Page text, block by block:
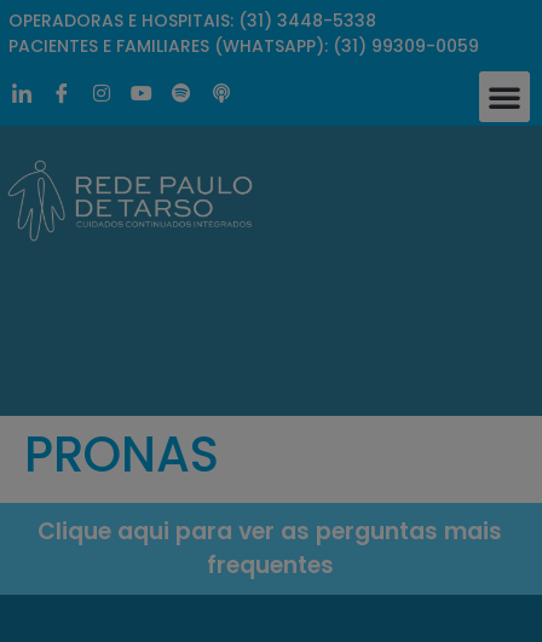
OPERADORAS E HOSPITAIS: (31) 3448-5338
PACIENTES E FAMILIARES (WHATSAPP): (31) 99309-0059
PRONAS
Clique aqui para ver as perguntas mais
frequentes